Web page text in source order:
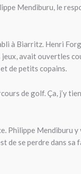
Mendiburu, le
à Biarritz. Henri
avait ouvertles
de petits copains.
de golf. Ça, j’y
Mendiburu y
de se perdre dans sa